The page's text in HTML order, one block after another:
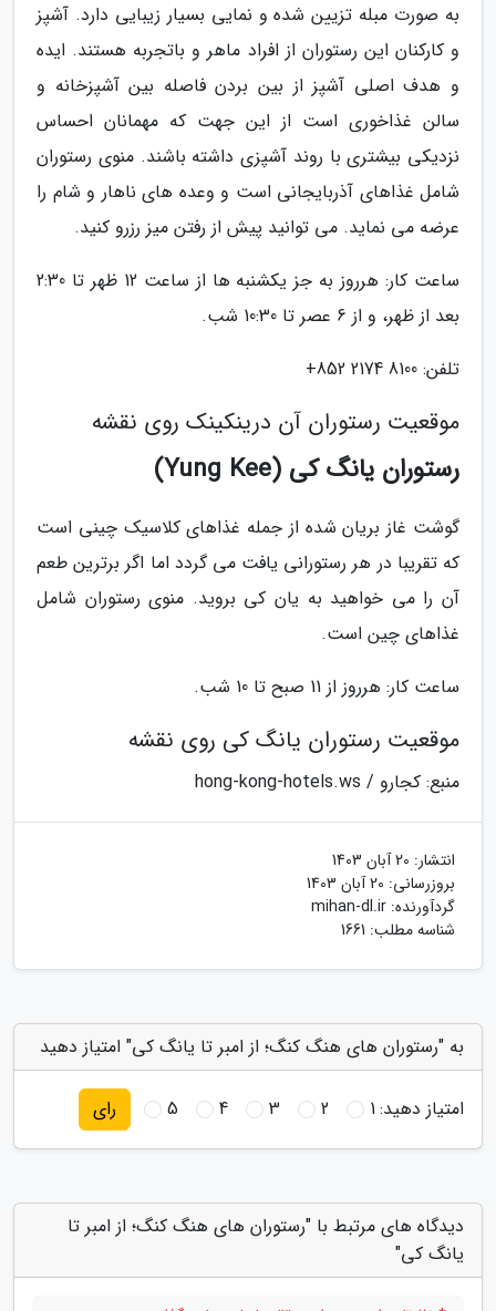
به صورت مبله تزیین شده و نمایی بسیار زیبایی دارد. آشپز
و کارکنان این رستوران از افراد ماهر و باتجربه هستند. ایده
و هدف اصلی آشپز از بین بردن فاصله بین آشپزخانه و
سالن غذاخوری است از این جهت که مهمانان احساس
نزدیکی بیشتری با روند آشپزی داشته باشند. منوی رستوران
شامل غذاهای آذربایجانی است و وعده های ناهار و شام را
عرضه می نماید. می توانید پیش از رفتن میز رزرو کنید.
ساعت کار: هرروز به جز یکشنبه ها از ساعت 12 ظهر تا 2:30
بعد از ظهر، و از 6 عصر تا 10:30 شب.
تلفن: 8100 2174 852+
موقعیت رستوران آن درینکینک روی نقشه
رستوران یانگ کی (Yung Kee)
گوشت غاز بریان شده از جمله غذاهای کلاسیک چینی است
که تقریبا در هر رستورانی یافت می گردد اما اگر برترین طعم
آن را می خواهید به یان کی بروید. منوی رستوران شامل
غذاهای چین است.
ساعت کار: هرروز از 11 صبح تا 10 شب.
موقعیت رستوران یانگ کی روی نقشه
منبع: کجارو / hong-kong-hotels.ws
انتشار: 20 آبان 1403
بروزرسانی: 20 آبان 1403
گردآورنده: mihan-dl.ir
شناسه مطلب: 1661
به "رستوران های هنگ کنگ؛ از امبر تا یانگ کی" امتیاز دهید
امتیاز دهید:1
2
3
4
5 رای
دیدگاه های مرتبط با "رستوران های هنگ کنگ؛ از امبر تا
یانگ کی"